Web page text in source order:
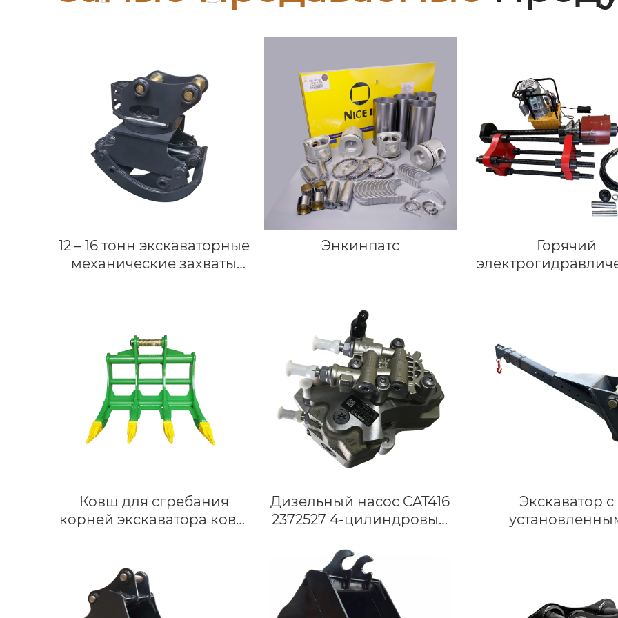
12 – 16 тонн экскаваторные
механические захваты
бревен
Энкинпатс
Горячий
гусеничных
Машина для
гусеничных
Ковш для сгребания
корней экскаватора ковш
Sumitomo
Дизельный насос CAT416
2372527 4-цилиндровый
4QT72ZH-1 насос масла
для погрузчика
A490/C490 дизельного
двигателя Дизельный
Экскаватор с